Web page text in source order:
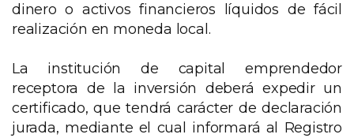
dinero o activos financieros líquidos de fácil
realización en moneda local.
La institución de capital emprendedor
receptora de la inversión deberá expedir un
certificado, que tendrá carácter de declaración
jurada, mediante el cual informará al Registro